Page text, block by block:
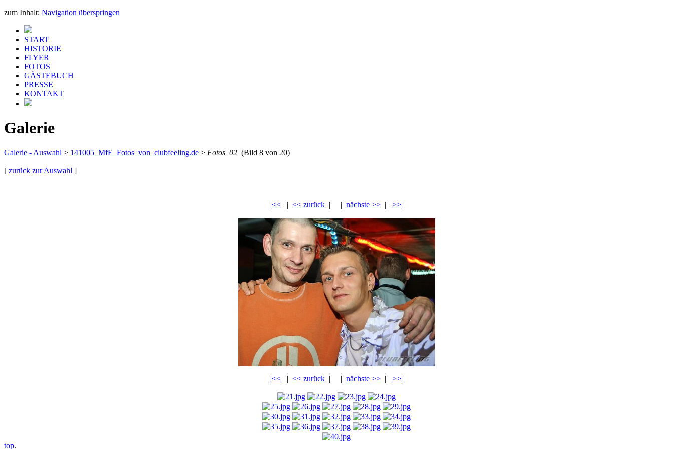
zum Inhalt: Navigation überspringen
START
HISTORIE
FLYER
FOTOS
GÄSTEBUCH
PRESSE
KONTAKT
Galerie
Galerie - Auswahl > 141005_MfE_Fotos_von_clubfeeling.de > Fotos_02 (Bild 8 von 20)
[ zurück zur Auswahl ]
|<< | << zurück | | nächste >> | >>|
|<< | << zurück | | nächste >> | >>|
top.